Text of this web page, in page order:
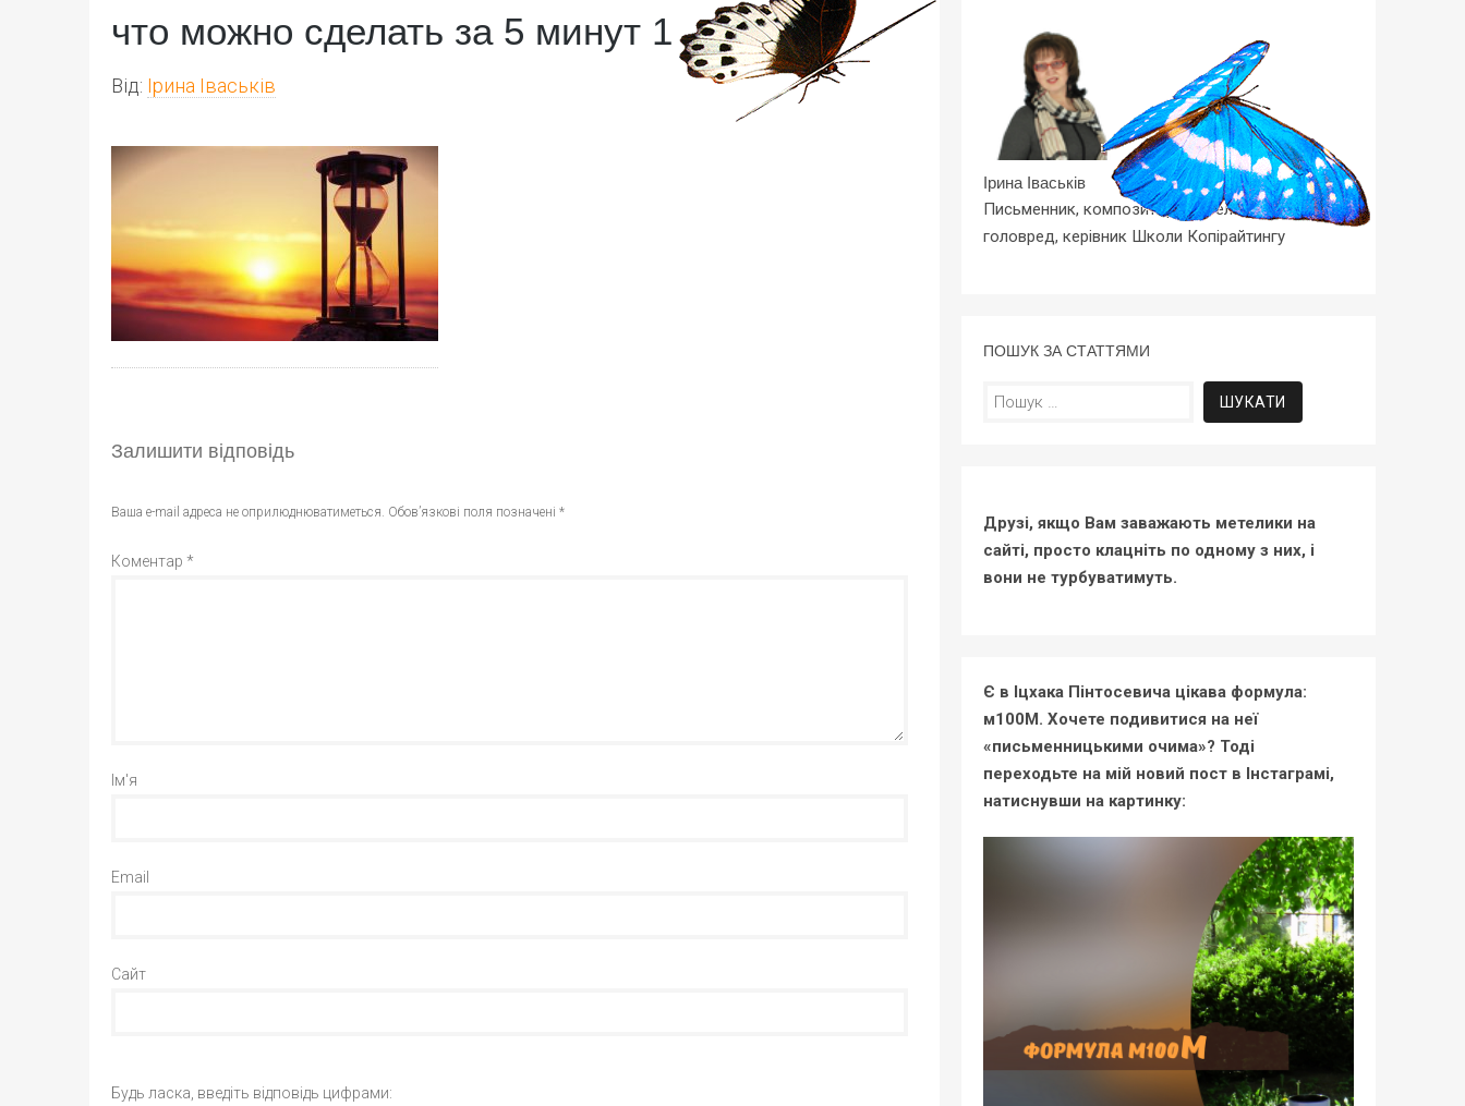
что можно сделать за 5 минут 1
Від: Ірина Іваськів
Залишити відповідь
Ваша e-mail адреса не оприлюднюватиметься. Обов’язкові поля позначені *
Коментар *
Ім'я
Email
Сайт
Будь ласка, введіть відповідь цифрами:
Ірина Іваськів
Письменник, композитор, вчитель-методист,
головред, керівник Школи Копірайтингу
ПОШУК ЗА СТАТТЯМИ
Пошук:
Друзі, якщо Вам заважають метелики на
сайті, просто клацніть по одному з них, і
вони не турбуватимуть.
Є в Іцхака Пінтосевича цікава формула:
м100М. Хочете подивитися на неї
«письменницькими очима»? Тоді
переходьте на мій новий пост в Інстаграмі,
натиснувши на картинку: